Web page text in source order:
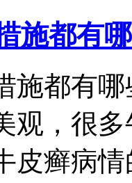
施都有哪
施都有
观，很
皮癣病